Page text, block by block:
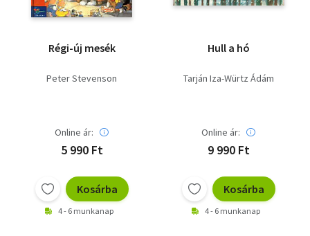
Régi-új mesék
Peter Stevenson
Online ár:
5 990 Ft
Kosárba
4 - 6 munkanap
Hull a hó
Tarján Iza-Würtz Ádám
Online ár:
9 990 Ft
Kosárba
4 - 6 munkanap